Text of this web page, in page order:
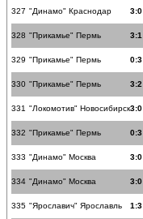
327 "Динамо" Краснодар 3:0
328 "Прикамье" Пермь 3:1
329 "Прикамье" Пермь 0:3
330 "Прикамье" Пермь 3:2
331 "Локомотив" Новосибирск3:0
332 "Прикамье" Пермь 0:3
333 "Динамо" Москва 3:0
334 "Динамо" Москва 3:0
335 "Ярославич" Ярославль 1:3